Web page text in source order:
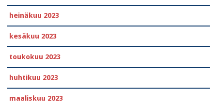
heinäkuu 2023
kesäkuu 2023
toukokuu 2023
huhtikuu 2023
maaliskuu 2023